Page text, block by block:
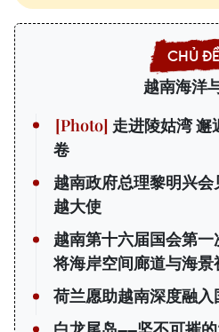
越南海洋
走进陵姑湾 邂
卷
越南政府总理黎明兴
越大使
越南第十六届国会第
将海岸空间廊道与海
荷兰愿助越南深度融